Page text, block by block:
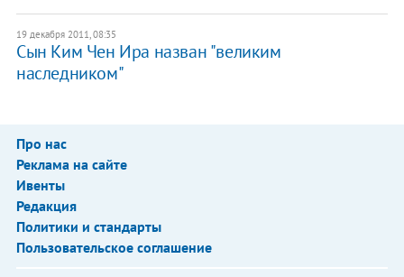
19 декабря 2011, 08:35
Сын Ким Чен Ира назван "великим
наследником"
Про нас
Реклама на сайте
Ивенты
Редакция
Политики и стандарты
Пользовательское соглашение